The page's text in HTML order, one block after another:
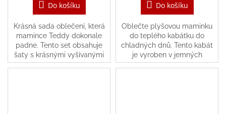
Do košíku
Krásná sada oblečení, která
mamince Teddy dokonale
padne. Tento set obsahuje
šaty s krásnými vyšívanými
detaily.
Do košíku
Oblečte plyšovou maminku
do teplého kabátku do
chladných dnů. Tento kabát
je vyroben v jemných
barevných tónech a má